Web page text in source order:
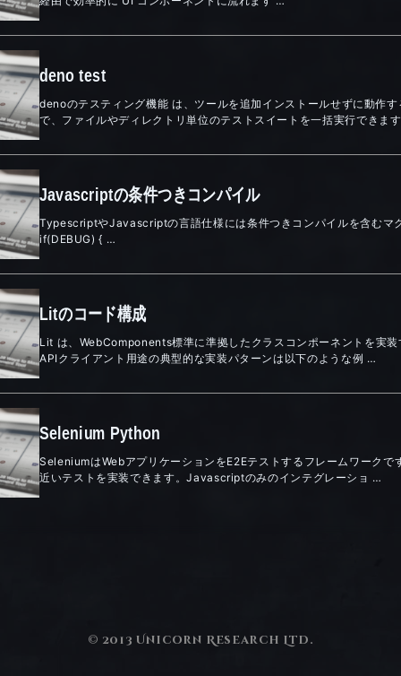
deno test
denoのテスティング機能 は、ツールを追加インストールせずに動作
で、ファイルやディレクトリ単位のテストスイートを一括実行できま
Javascriptの条件つきコンパイル
TypescriptやJavascriptの言語仕様には条件つきコンパイルを含むマ
if(DEBUG) { …
Litのコード構成
Lit は、WebComponents標準に準拠したクラスコンポーネントを実
APIクライアント用途の典型的な実装パターンは以下のような例 …
Selenium Python
SeleniumはWebアプリケーションをE2Eテストするフレームワーク
近いテストを実装できます。Javascriptのみのインテグレーショ …
© 2013 Unicorn Research Ltd.